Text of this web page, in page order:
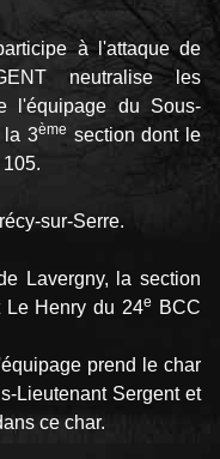
à l'attaque de
neutralise les
l'équipage du Sous-
la 3èmesection dont le
sur-Serre.
Lavergny, la section
Le Henry du 24e
BCC
prend le char
Lieutenant Sergent et
ce char.